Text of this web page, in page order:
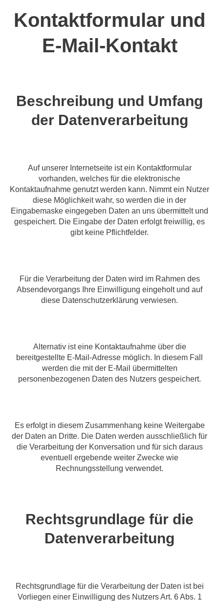
Kontaktformular und
E-Mail-Kontakt
Beschreibung und Umfang
der Datenverarbeitung
Auf unserer Internetseite ist ein Kontaktformular
vorhanden, welches für die elektronische
Kontaktaufnahme genutzt werden kann. Nimmt ein Nutzer
diese Möglichkeit wahr, so werden die in der
Eingabemaske eingegeben Daten an uns übermittelt und
gespeichert. Die Eingabe der Daten erfolgt freiwillig, es
gibt keine Pflichtfelder.
Für die Verarbeitung der Daten wird im Rahmen des
Absendevorgangs Ihre Einwilligung eingeholt und auf
diese Datenschutzerklärung verwiesen.
Alternativ ist eine Kontaktaufnahme über die
bereitgestellte E-Mail-Adresse möglich. In diesem Fall
werden die mit der E-Mail übermittelten
personenbezogenen Daten des Nutzers gespeichert.
Es erfolgt in diesem Zusammenhang keine Weitergabe
der Daten an Dritte. Die Daten werden ausschließlich für
die Verarbeitung der Konversation und für sich daraus
eventuell ergebende weiter Zwecke wie
Rechnungsstellung verwendet.
Rechtsgrundlage für die
Datenverarbeitung
Rechtsgrundlage für die Verarbeitung der Daten ist bei
Vorliegen einer Einwilligung des Nutzers Art. 6 Abs. 1